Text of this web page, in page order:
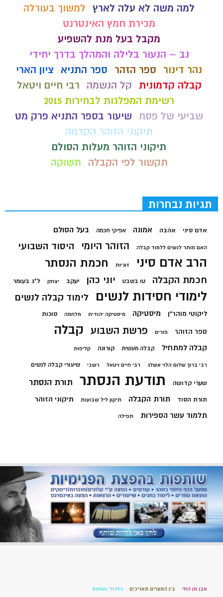
למה משה לא עלה לארץ למשוך בעורלה
מכירת חמץ האינטרנט
מקבל בעל מנת להשפיע
נב – הנעור בלילה והמהלך בדרך יחידי
נהר דינור
ספר הזהר ספר התניא
ציון הארי
קבלה קדמונית קל הנשמה
רבי חיים ויטאל
רשימת המפלגות לבחירות 2015
שביעי של פסח
שיעור בספר התניא פרק מט
תיקוני הזוהר הקדמה
תיקוני הזוהר מעלות הסולם
תקשור לפי הקבלה
תשוקה
תגיות נבחרות
אדם סיני אהבה אמונה אפיקי חכמה בעל הסולם
האם מותר לנשים ללמוד קבלה הזוהר היומי היסוד השבועי
הרב אדם סיני זוגיות חכמת הנסתר
חכמת הקבלה טו בשבט יוני כהן יעקב יצחק ל"ג בעומר
לימודי חסידות לנשים לימוד קבלה לנשים
ליקוטי מוהר"ן מיסטיקה מיסטיקה יהודית מלחמה סוכות
ספר הזוהר פורים פרשת השבוע קבלה
קבלה למתחיל קבלה מעשית קורונה קליפות
רבי ברוך שלום הלוי אשלג רבי חיים ויטאל רשבי שיעורי קבלה לנשים
שערי קדושה תודעת הנסתר תורת הנסתר
תורת הסוד תורת הקבלה תיקון ליל שבועות תיקוני הזוהר
תלמוד עשר הספירות תפילה
אבן מן החי בין המצרים תאריכים גלגולי נשמות